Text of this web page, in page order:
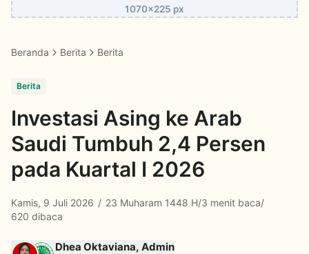
1070x225 px
Beranda Berita Berita
Berita
Investasi Asing ke Arab
Saudi Tumbuh 2,4 Persen
pada Kuartal I 2026
Kamis, 9 Juli 2026 / 23 Muharam 1448 H/3 menit baca/
620 dibaca
Dhea Oktaviana, Admin